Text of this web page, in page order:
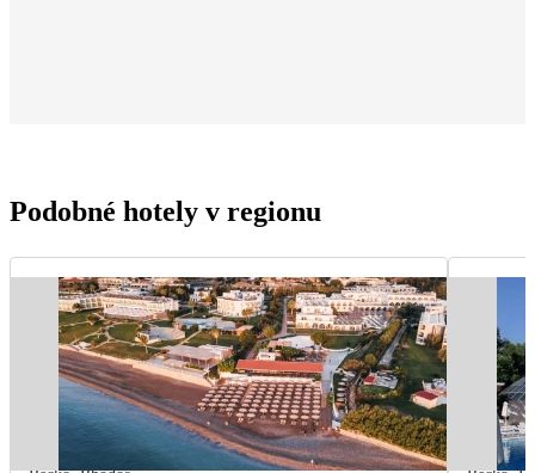
Podobné hotely v regionu